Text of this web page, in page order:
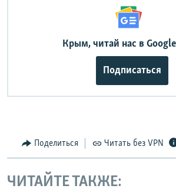
Крым, читай нас в
Подписаться
Поделиться Читать без VPN
ЧИТАЙТЕ ТАКЖЕ: